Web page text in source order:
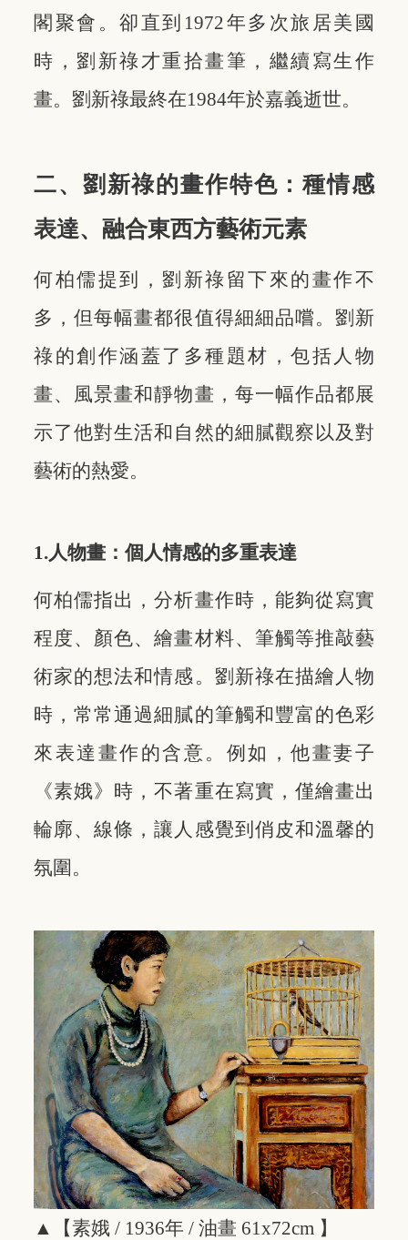
閣聚會。卻直到1972年多次旅居美國
時，劉新祿才重拾畫筆，繼續寫生作
畫。劉新祿最終在1984年於嘉義逝世。
二、劉新祿的畫作特色：種情感
表達、融合東西方藝術元素
何柏儒提到，劉新祿留下來的畫作不
多，但每幅畫都很值得細細品嚐。劉新
祿的創作涵蓋了多種題材，包括人物
畫、風景畫和靜物畫，每一幅作品都展
示了他對生活和自然的細膩觀察以及對
藝術的熱愛。
1.人物畫：個人情感的多重表達
何柏儒指出，分析畫作時，能夠從寫實
程度、顏色、繪畫材料、筆觸等推敲藝
術家的想法和情感。劉新祿在描繪人物
時，常常通過細膩的筆觸和豐富的色彩
來表達畫作的含意。例如，他畫妻子
《素娥》時，不著重在寫實，僅繪畫出
輪廓、線條，讓人感覺到俏皮和溫馨的
氛圍。
▲【素娥 / 1936年 / 油畫 61x72cm 】